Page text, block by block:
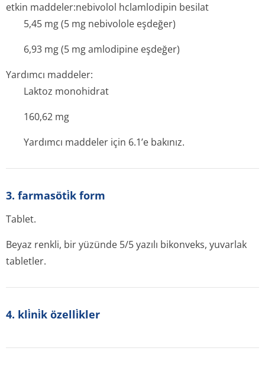
etkin maddeler:nebivolol hclamlodipin besilat
5,45 mg (5 mg nebivolole eşdeğer)
6,93 mg (5 mg amlodipine eşdeğer)
Yardımcı maddeler:
Laktoz monohidrat
160,62 mg
Yardımcı maddeler için 6.1’e bakınız.
3. farmasöti̇k form
Tablet.
Beyaz renkli, bir yüzünde 5/5 yazılı bikonveks, yuvarlak
tabletler.
4. kli̇ni̇k özelli̇kler